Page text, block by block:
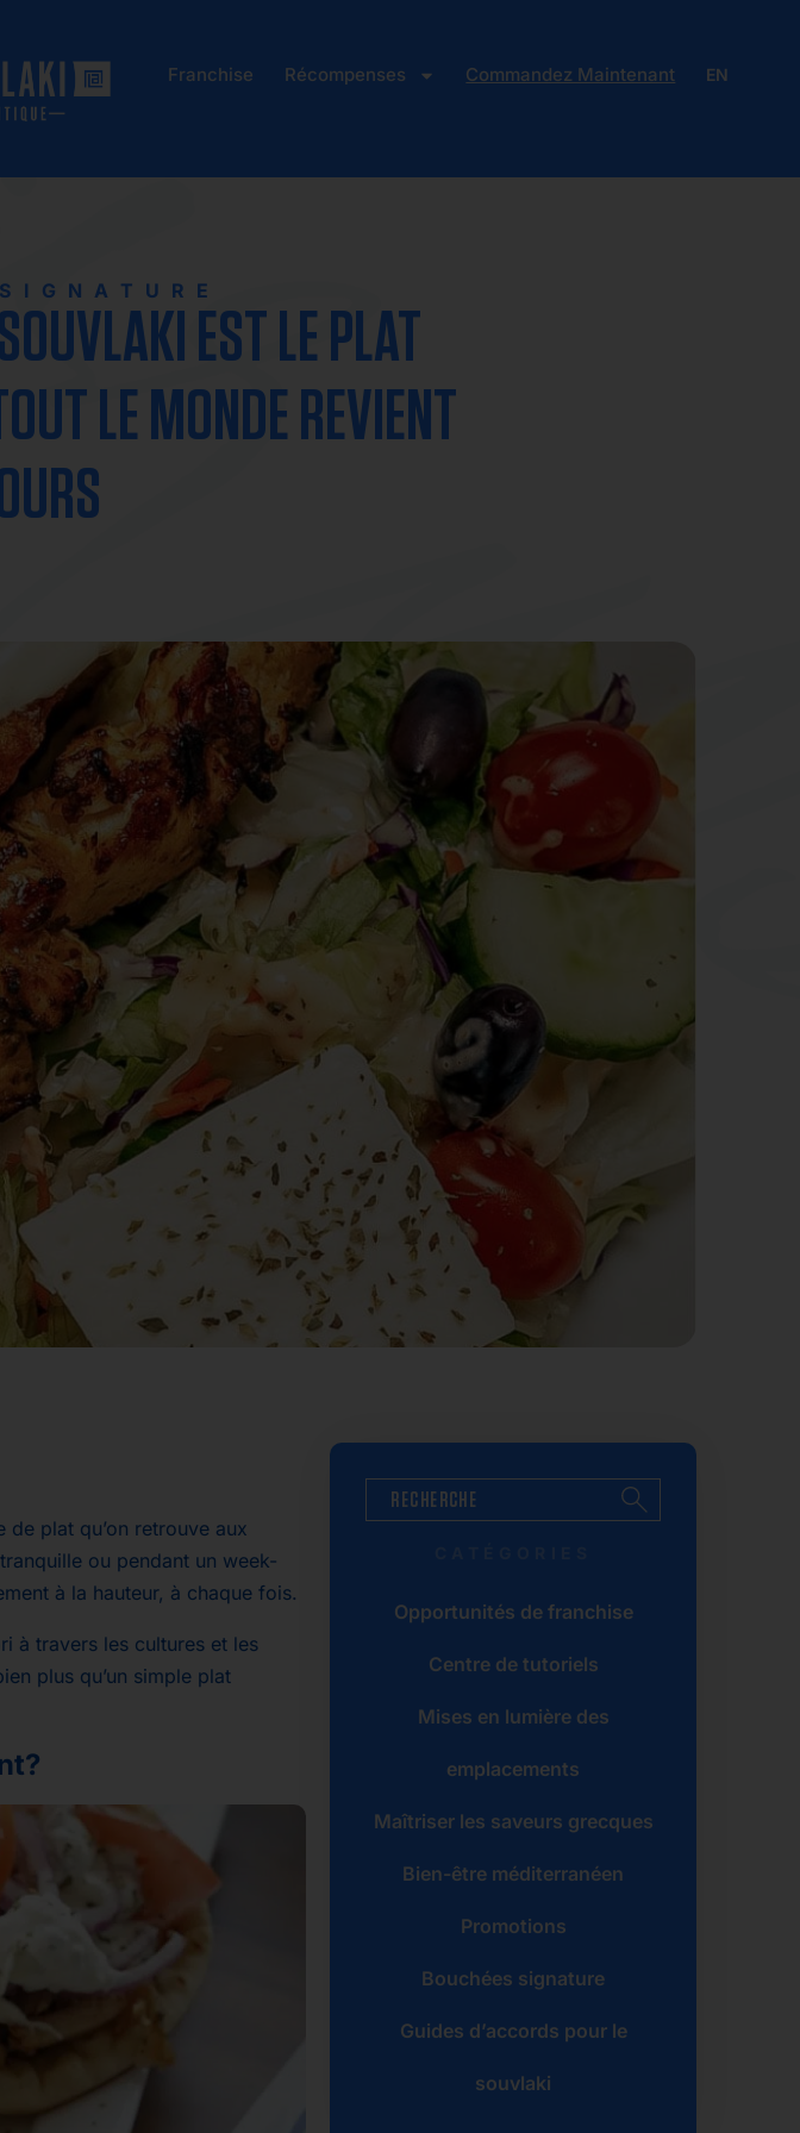
Franchise Récompenses Commandez Maintenant EN
EST LE PLAT
LE MONDE REVIENT
plat qu’on retrouve aux
ou pendant un week-
à la hauteur, à chaque fois.
à travers les cultures et les
plus qu’un simple plat
Opportunités de franchise
Centre de tutoriels
Mises en lumière des
emplacements
Maîtriser les saveurs grecques
Bien-être méditerranéen
Promotions
Bouchées signature
Guides d’accords pour le
souvlaki